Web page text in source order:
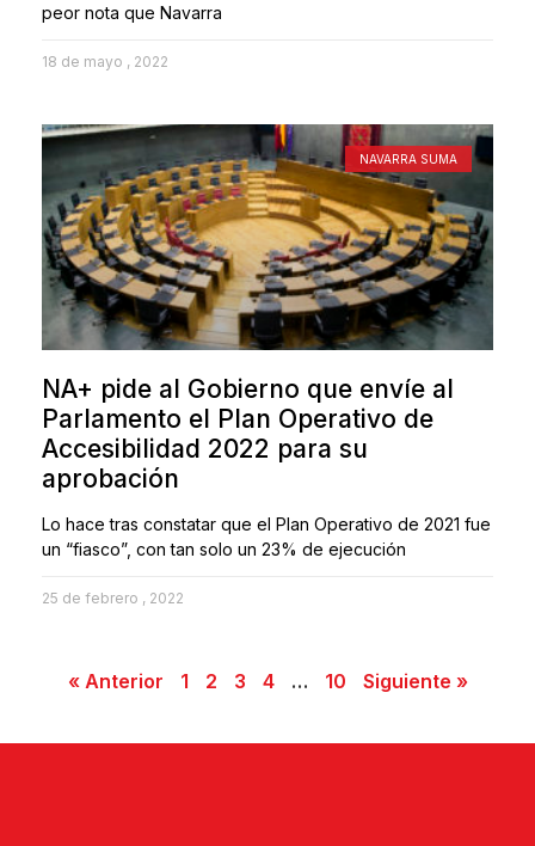
peor nota que Navarra
18 de mayo , 2022
NAVARRA SUMA
NA+ pide al Gobierno que envíe al
Parlamento el Plan Operativo de
Accesibilidad 2022 para su
aprobación
Lo hace tras constatar que el Plan Operativo de 2021 fue
un “fiasco”, con tan solo un 23% de ejecución
25 de febrero , 2022
« Anterior 1 2 3 4 … 10 Siguiente »